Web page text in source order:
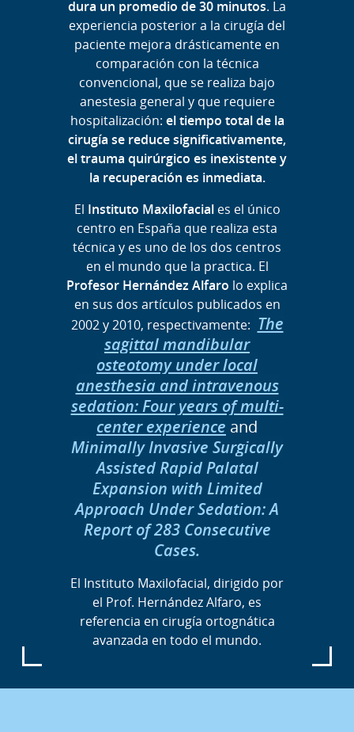
dura un promedio de 30 minutos. La
experiencia posterior a la cirugía del
paciente mejora drásticamente en
comparación con la técnica
convencional, que se realiza bajo
anestesia general y que requiere
hospitalización: el tiempo total de la
cirugía se reduce significativamente,
el trauma quirúrgico es inexistente y
la recuperación es inmediata.
El Instituto Maxilofaciales el único
centro en España que realiza esta
técnica y es uno de los dos centros
en el mundo que la practica. El
Profesor Hernández Alfaro lo explica
en sus dos artículos publicados en
2002 y 2010, respectivamente: The
sagittal mandibular
osteotomy under local
anesthesia and intravenous
sedation: Four years of multi-
center experience and
Minimally Invasive Surgically
Assisted Rapid Palatal
Expansion with Limited
Approach Under Sedation: A
Report of 283 Consecutive
Cases.
El Instituto Maxilofacial, dirigido por
el Prof. Hernández Alfaro, es
referencia en cirugía ortognática
avanzada en todo el mundo.